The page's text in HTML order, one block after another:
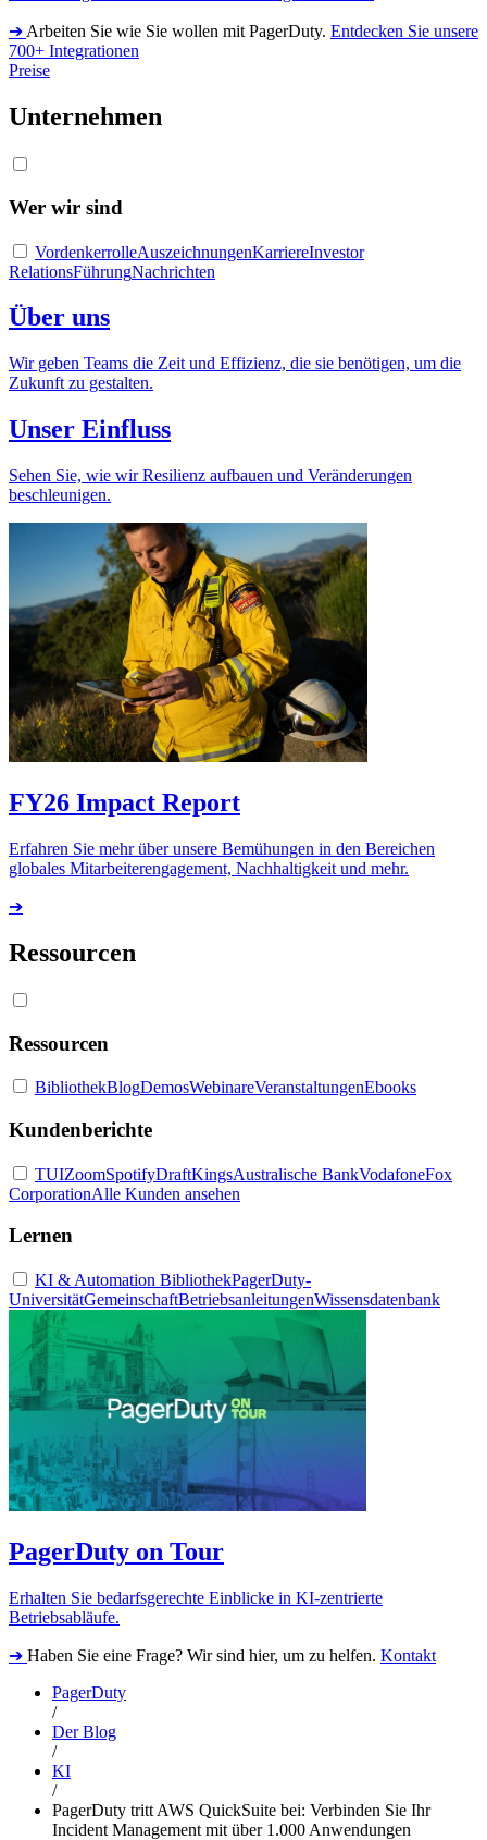
➔ Arbeiten Sie wie Sie wollen mit PagerDuty. Entdecken Sie unsere
700+ Integrationen
Preise
Unternehmen
Wer wir sind
VordenkerrolleAuszeichnungenKarriereInvestor
RelationsFührungNachrichten
Über uns
Wir geben Teams die Zeit und Effizienz, die sie benötigen, um die
Zukunft zu gestalten.
Unser Einfluss
Sehen Sie, wie wir Resilienz aufbauen und Veränderungen
beschleunigen.
FY26 Impact Report
Erfahren Sie mehr über unsere Bemühungen in den Bereichen
globales Mitarbeiterengagement, Nachhaltigkeit und mehr.
➔
Ressourcen
Ressourcen
BibliothekBlogDemosWebinareVeranstaltungenEbooks
Kundenberichte
TUIZoomSpotifyDraftKingsAustralische BankVodafoneFox
CorporationAlle Kunden ansehen
Lernen
KI & Automation BibliothekPagerDuty-
UniversitätGemeinschaftBetriebsanleitungenWissensdatenbank
PagerDuty on Tour
Erhalten Sie bedarfsgerechte Einblicke in KI-zentrierte
Betriebsabläufe.
➔ Haben Sie eine Frage? Wir sind hier, um zu helfen. Kontakt
PagerDuty
/
Der Blog
/
KI
/
PagerDuty tritt AWS QuickSuite bei: Verbinden Sie Ihr
Incident Management mit über 1.000 Anwendungen